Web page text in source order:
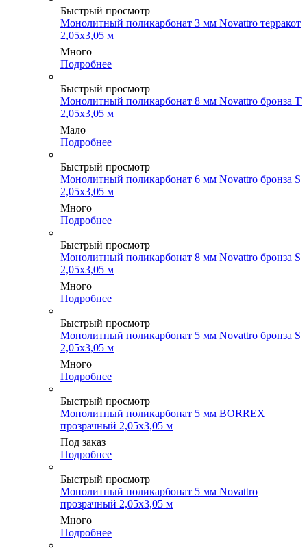
Быстрый просмотр
Монолитный поликарбонат 3 мм Novattro терракот
2,05х3,05 м
Много
Подробнее
Быстрый просмотр
Монолитный поликарбонат 8 мм Novattro бронза Т
2,05х3,05 м
Мало
Подробнее
Быстрый просмотр
Монолитный поликарбонат 6 мм Novattro бронза S
2,05х3,05 м
Много
Подробнее
Быстрый просмотр
Монолитный поликарбонат 8 мм Novattro бронза S
2,05х3,05 м
Много
Подробнее
Быстрый просмотр
Монолитный поликарбонат 5 мм Novattro бронза S
2,05х3,05 м
Много
Подробнее
Быстрый просмотр
Монолитный поликарбонат 5 мм BORREX
прозрачный 2,05х3,05 м
Под заказ
Подробнее
Быстрый просмотр
Монолитный поликарбонат 5 мм Novattro
прозрачный 2,05х3,05 м
Много
Подробнее